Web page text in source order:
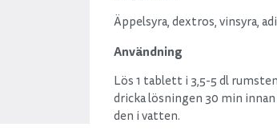
Äppelsyra, dextros, vinsyra,
Användning
Lös 1 tablett i 3,5-5 dl
dricka lösningen 30 min
den i vatten.